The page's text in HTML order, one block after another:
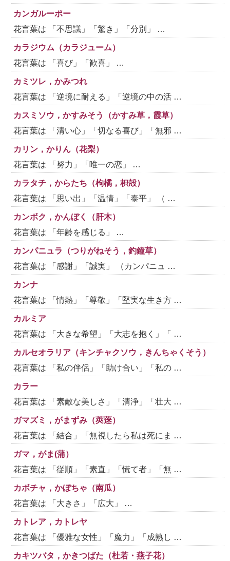
カンガルーポー
花言葉は 「不思議」「驚き」「分別」 …
カラジウム（カラジューム）
花言葉は 「喜び」「歓喜」 …
カミツレ，かみつれ
花言葉は 「逆境に耐える」「逆境の中の活 …
カスミソウ，かすみそう（かすみ草，霞草）
花言葉は 「清い心」「切なる喜び」「無邪 …
カリン，かりん（花梨）
花言葉は 「努力」「唯一の恋」 …
カラタチ，からたち（枸橘，枳殻）
花言葉は 「思い出」「温情」「泰平」 （ …
カンボク，かんぼく（肝木）
花言葉は 「年齢を感じる」 …
カンパニュラ（つりがねそう，釣鐘草）
花言葉は 「感謝」「誠実」 （カンパニュ …
カンナ
花言葉は 「情熱」「尊敬」「堅実な生き方 …
カルミア
花言葉は 「大きな希望」「大志を抱く」「 …
カルセオラリア（キンチャクソウ，きんちゃくそう）
花言葉は 「私の伴侶」「助け合い」「私の …
カラー
花言葉は 「素敵な美しさ」「清浄」「壮大 …
ガマズミ，がまずみ（莢蒾）
花言葉は 「結合」「無視したら私は死にま …
ガマ，がま(蒲）
花言葉は 「従順」「素直」「慌て者」「無 …
カボチャ，かぼちゃ（南瓜）
花言葉は 「大きさ」「広大」 …
カトレア，カトレヤ
花言葉は 「優雅な女性」「魔力」「成熟し …
カキツバタ，かきつばた（杜若・燕子花）